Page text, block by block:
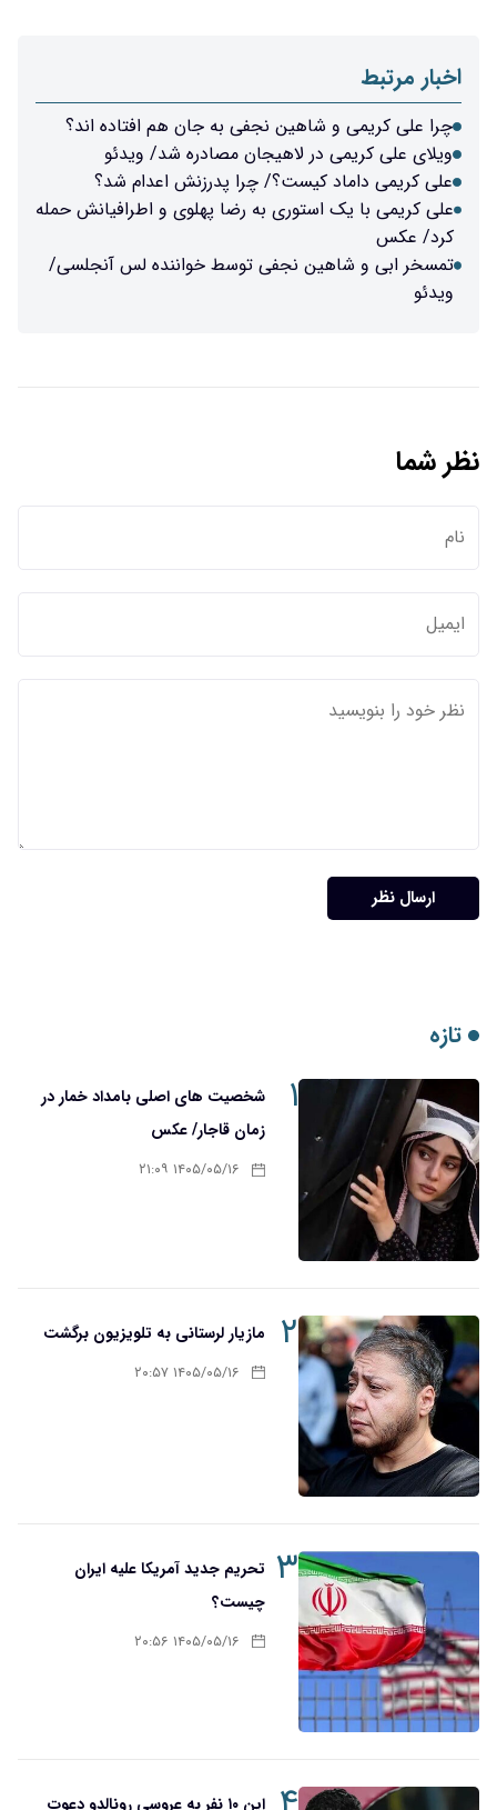
اخبار مرتبط
چرا علی کریمی و شاهین نجفی به جان هم افتاده اند؟
ویلای علی کریمی در لاهیجان مصادره شد/ ویدئو
علی کریمی داماد کیست؟/ چرا پدرزنش اعدام شد؟
علی کریمی با یک استوری به رضا پهلوی و اطرافیانش حمله
کرد/ عکس
تمسخر ابی و شاهین نجفی توسط خواننده لس آنجلسی/
ویدئو
نظر شما
ارسال نظر
تازه
۱
شخصیت های اصلی بامداد خمار در
زمان قاجار/ عکس
۱۴۰۵/۰۵/۱۶ ۲۱:۰۹
۲ مازیار لرستانی به تلویزیون برگشت
۱۴۰۵/۰۵/۱۶ ۲۰:۵۷
۳ تحریم‌ جدید آمریکا علیه ایران
چیست؟
۱۴۰۵/۰۵/۱۶ ۲۰:۵۶
این ۱۰ نفر به عروسی رونالدو دعوت